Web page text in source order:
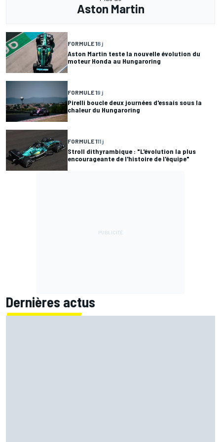
Aston Martin
FORMULE 18 j
Aston Martin teste la nouvelle évolution du
moteur Honda au Hungaroring
FORMULE 19 j
Pirelli boucle deux journées d'essais sous la
chaleur du Hungaroring
FORMULE 111 j
Stroll dithyrambique : "L'évolution la plus
encourageante de l'histoire de l'équipe"
Dernières actus